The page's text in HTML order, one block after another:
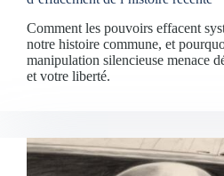
Comment les pouvoirs effacent
notre histoire commune, et
manipulation silencieuse menace
et votre liberté.